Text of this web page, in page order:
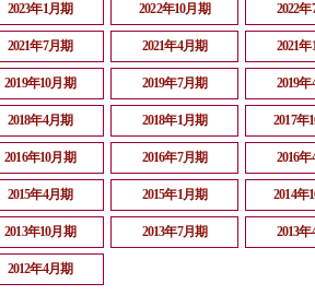
2023年1月期 2022年10月期 2022
2021年7月期 2021年4月期 2021
2019年10月期 2019年7月期 2019
2018年4月期 2018年1月期 2017年
2016年10月期 2016年7月期 2016
2015年4月期 2015年1月期 2014年
2013年10月期 2013年7月期 2013
2012年4月期